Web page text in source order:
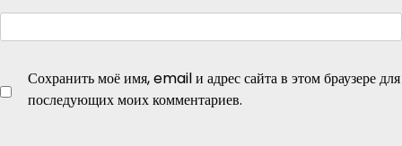
Сохранить моё имя, email и адрес сайта в этом браузере для
последующих моих комментариев.